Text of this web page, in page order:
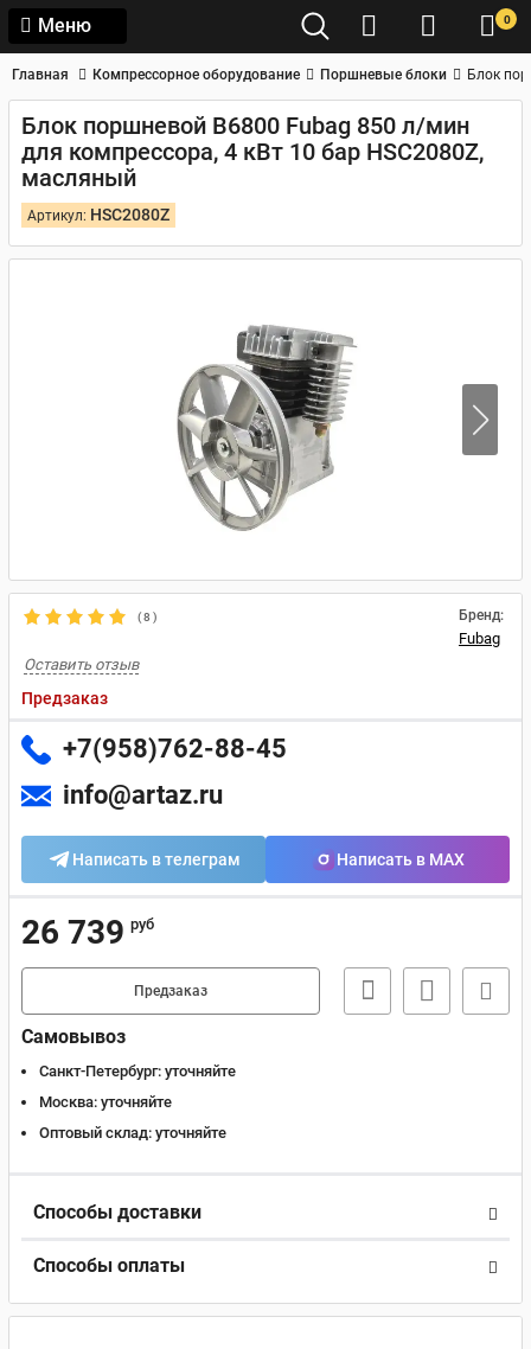
Меню 0
Главная Компрессорное оборудование Поршневые блоки Блок
Блок поршневой B6800 Fubag 850 л/мин
для компрессора, 4 кВт 10 бар HSC2080Z,
масляный
Артикул: HSC2080Z
(8 ) Бренд:
Fubag
Оставить отзыв
Предзаказ
+7(958)762-88-45
info@artaz.ru
Написать в телеграм Написать в MAX
26 739 руб
Предзаказ
Самовывоз
Санкт-Петербург: уточняйте
Москва: уточняйте
Оптовый склад: уточняйте
Способы доставки
Способы оплаты